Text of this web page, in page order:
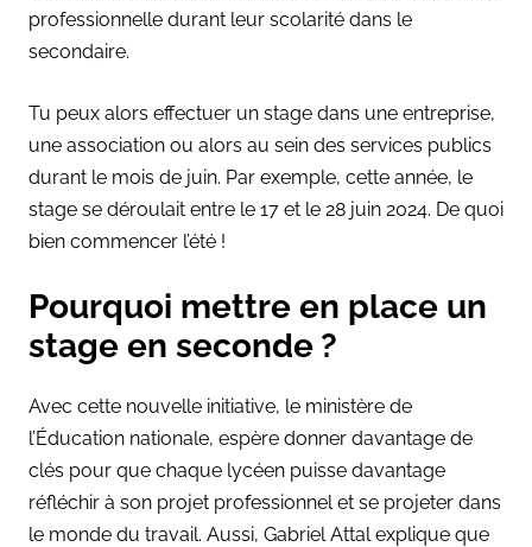
professionnelle durant leur scolarité dans le
secondaire.
Tu peux alors effectuer un stage dans une entreprise,
une association ou alors au sein des services publics
durant le mois de juin. Par exemple, cette année, le
stage se déroulait entre le 17 et le 28 juin 2024. De quoi
bien commencer l’été !
Pourquoi mettre en place un
stage en seconde ?
Avec cette nouvelle initiative, le ministère de
l’Éducation nationale, espère donner davantage de
clés pour que chaque lycéen puisse davantage
réfléchir à son projet professionnel et se projeter dans
le monde du travail. Aussi, Gabriel Attal explique que